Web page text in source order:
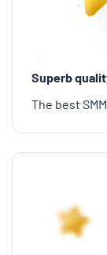
Superb
The best